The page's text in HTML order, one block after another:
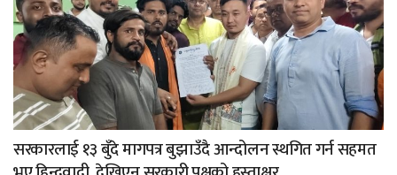
सरकारलाई १३ बुँदे मागपत्र बुझाउँदै आन्दोलन स्थगित गर्न सहमत